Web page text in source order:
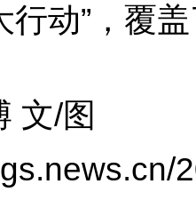
行动”，覆
文/图